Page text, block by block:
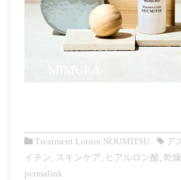
Treatment Lotion NOUMITSU ア
イチン, スキンケア, ヒアルロン酸, 乾燥
permalink